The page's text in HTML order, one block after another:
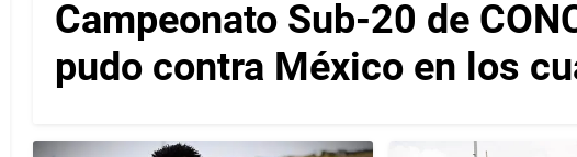
Campeonato Sub-20 de
pudo contra México en los